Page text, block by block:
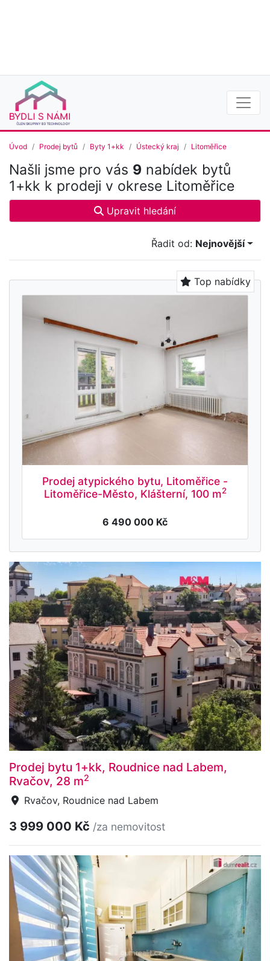
Úvod Prodej bytů Byty 1+kk Ústecký kraj Litoměřice
Našli jsme pro vás 9 nabídek bytů
1+kk k prodeji v okrese Litoměřice
Upravit hledání
Řadit od: Nejnovější
Top nabídky
Prodej atypického bytu, Litoměřice -
Litoměřice-Město, Klášterní, 100 m2
6 490 000 Kč
Prodej bytu 1+kk, Roudnice nad Labem,
Rvačov, 28 m2
Rvačov, Roudnice nad Labem
3 999 000 Kč /za nemovitost